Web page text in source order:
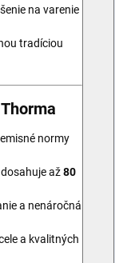
na varenie
tradíciou
normy
až80
a nenáročná
a kvalitných